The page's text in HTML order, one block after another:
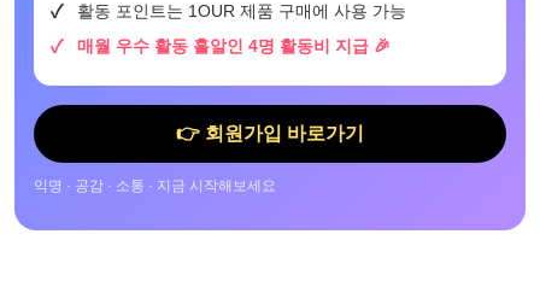
활동 포인트는 1OUR 제품 구매에 사용 가능
매월 우수 활동 홀알인 4명 활동비 지급 🎉
👉 회원가입 바로가기
익명 · 공감 · 소통 · 지금 시작해보세요